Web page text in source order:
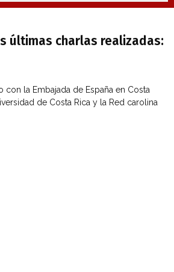
últimas charlas realizadas:
con la Embajada de España en Costa
de Costa Rica y la Red carolina